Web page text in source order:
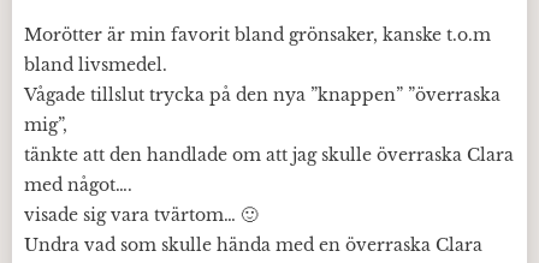
Morötter är min favorit bland grönsaker, kanske t.o.m
bland livsmedel.
Vågade tillslut trycka på den nya ”knappen” ”överraska
mig”,
tänkte att den handlade om att jag skulle överraska Clara
med något….
visade sig vara tvärtom… 🙂
Undra vad som skulle hända med en överraska Clara